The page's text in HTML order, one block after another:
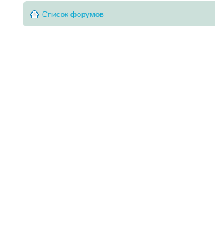
Список форумов